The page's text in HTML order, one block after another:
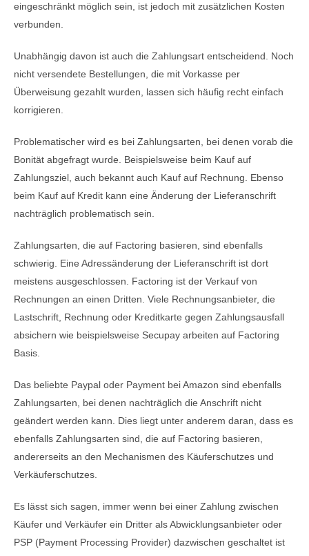
eingeschränkt möglich sein, ist jedoch mit zusätzlichen Kosten
verbunden.
Unabhängig davon ist auch die Zahlungsart entscheidend. Noch
nicht versendete Bestellungen, die mit Vorkasse per
Überweisung gezahlt wurden, lassen sich häufig recht einfach
korrigieren.
Problematischer wird es bei Zahlungsarten, bei denen vorab die
Bonität abgefragt wurde. Beispielsweise beim Kauf auf
Zahlungsziel, auch bekannt auch Kauf auf Rechnung. Ebenso
beim Kauf auf Kredit kann eine Änderung der Lieferanschrift
nachträglich problematisch sein.
Zahlungsarten, die auf Factoring basieren, sind ebenfalls
schwierig. Eine Adressänderung der Lieferanschrift ist dort
meistens ausgeschlossen. Factoring ist der Verkauf von
Rechnungen an einen Dritten. Viele Rechnungsanbieter, die
Lastschrift, Rechnung oder Kreditkarte gegen Zahlungsausfall
absichern wie beispielsweise Secupay arbeiten auf Factoring
Basis.
Das beliebte Paypal oder Payment bei Amazon sind ebenfalls
Zahlungsarten, bei denen nachträglich die Anschrift nicht
geändert werden kann. Dies liegt unter anderem daran, dass es
ebenfalls Zahlungsarten sind, die auf Factoring basieren,
andererseits an den Mechanismen des Käuferschutzes und
Verkäuferschutzes.
Es lässt sich sagen, immer wenn bei einer Zahlung zwischen
Käufer und Verkäufer ein Dritter als Abwicklungsanbieter oder
PSP (Payment Processing Provider) dazwischen geschaltet ist